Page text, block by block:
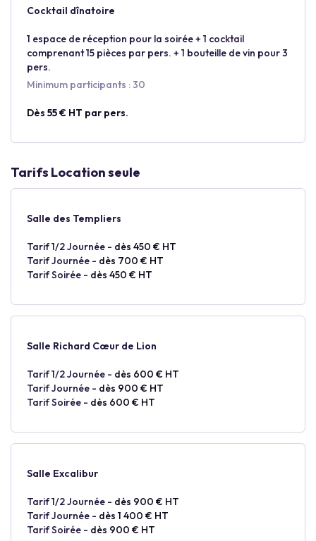
Cocktail dînatoire
1 espace de réception pour la soirée + 1 cocktail
comprenant 15 pièces par pers. + 1 bouteille de vin pour 3
pers.
Minimum participants : 30
Dès 55 € HT par pers.
Tarifs Location seule
Salle des Templiers
Tarif 1/2 Journée - dès 450 € HT
Tarif Journée - dès 700 € HT
Tarif Soirée - dès 450 € HT
Salle Richard Cœur de Lion
Tarif 1/2 Journée - dès 600 € HT
Tarif Journée - dès 900 € HT
Tarif Soirée - dès 600 € HT
Salle Excalibur
Tarif 1/2 Journée - dès 900 € HT
Tarif Journée - dès 1 400 € HT
Tarif Soirée - dès 900 € HT